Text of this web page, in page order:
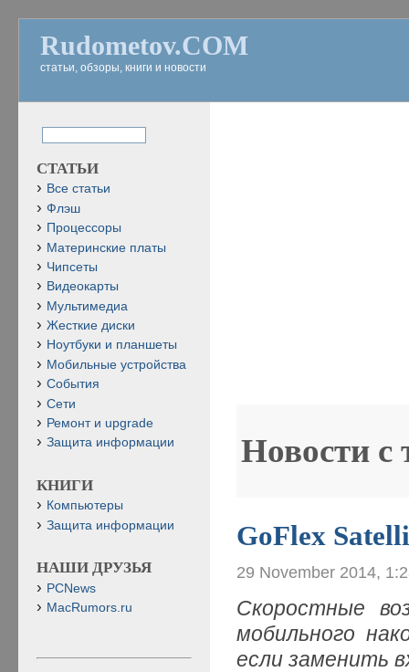
Rudometov.COM
статьи, обзоры, книги и новости
Новости с
GoFlex
29 November 2014,
Скоростные
мобильного
если заменить
СТАТЬИ
Все статьи
Флэш
Процессоры
Материнские платы
Чипсеты
Видеокарты
Мультимедиа
Жесткие диски
Ноутбуки и планшеты
Мобильные устройства
События
Сети
Ремонт и upgrade
Защита информации
КНИГИ
Компьютеры
Защита информации
НАШИ ДРУЗЬЯ
PCNews
MacRumors.ru